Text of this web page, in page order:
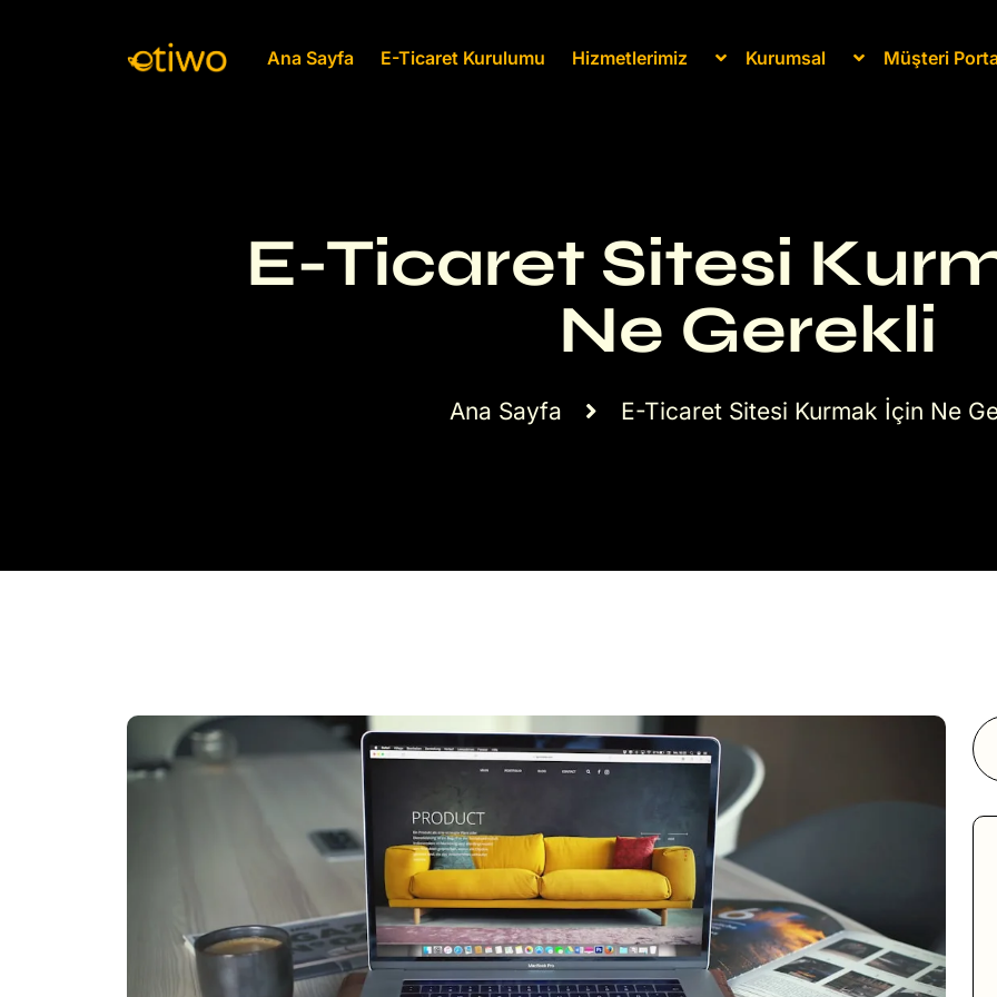
Ana Sayfa E-Ticaret Kurulumu Hizmetlerimiz Kurumsal Müşteri
E-Ticaret Sitesi
Ne Gerekli
Ana Sayfa E-Ticaret Sitesi Kurmak İçin Ne